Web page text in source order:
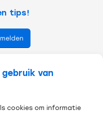
van
cookies om informatie
tips!